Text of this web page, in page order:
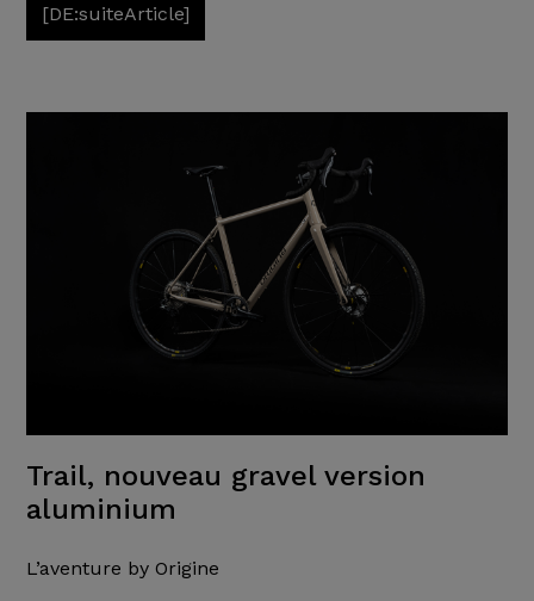
[DE:suiteArticle]
Trail, nouveau gravel version
aluminium
L’aventure by Origine